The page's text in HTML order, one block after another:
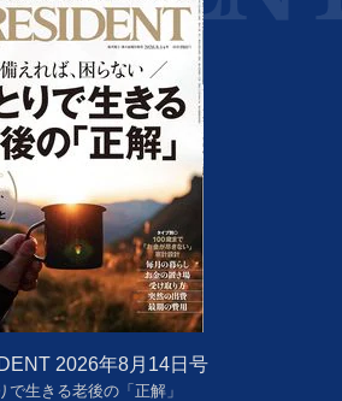
2026年8月14日号
で生きる老後の「正解」